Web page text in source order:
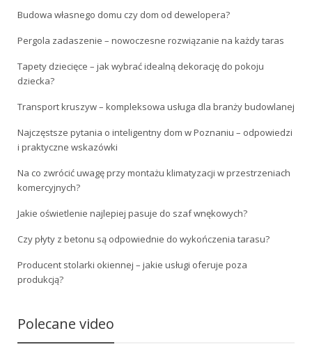
Budowa własnego domu czy dom od dewelopera?
Pergola zadaszenie – nowoczesne rozwiązanie na każdy taras
Tapety dziecięce – jak wybrać idealną dekorację do pokoju
dziecka?
Transport kruszyw – kompleksowa usługa dla branży budowlanej
Najczęstsze pytania o inteligentny dom w Poznaniu – odpowiedzi
i praktyczne wskazówki
Na co zwrócić uwagę przy montażu klimatyzacji w przestrzeniach
komercyjnych?
Jakie oświetlenie najlepiej pasuje do szaf wnękowych?
Czy płyty z betonu są odpowiednie do wykończenia tarasu?
Producent stolarki okiennej – jakie usługi oferuje poza
produkcją?
Polecane video